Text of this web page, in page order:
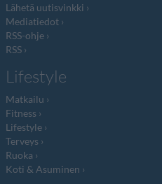
Lähetä uutisvinkki
Mediatiedot
RSS-ohje
RSS
Lifestyle
Matkailu
Fitness
Lifestyle
Terveys
Ruoka
Koti & Asuminen